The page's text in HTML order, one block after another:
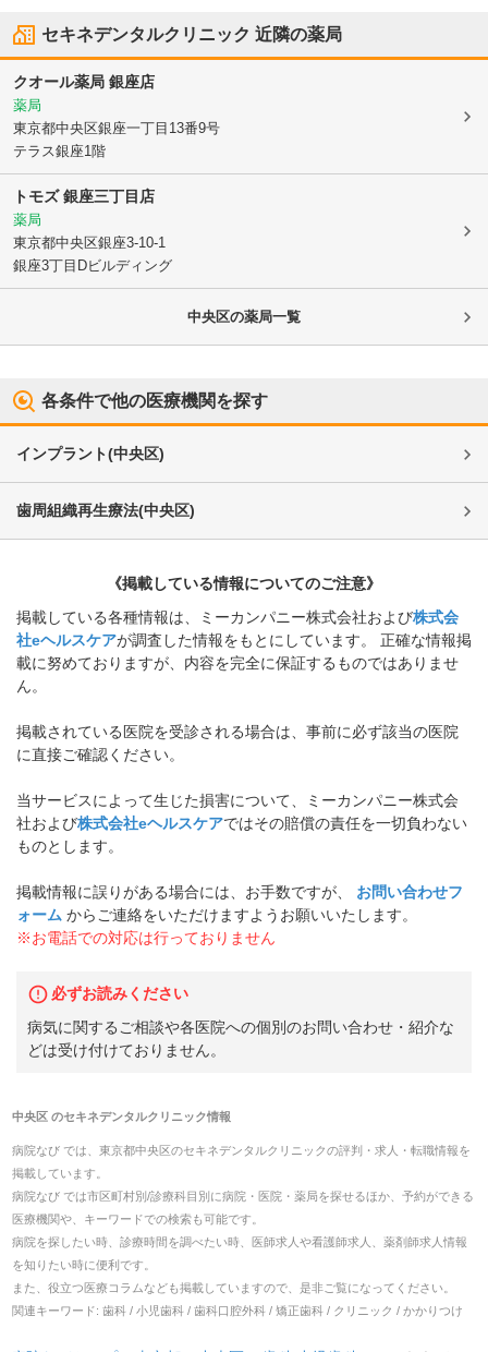
セキネデンタルクリニック 近隣の薬局
クオール薬局 銀座店
薬局
東京都中央区銀座一丁目13番9号
テラス銀座1階
トモズ 銀座三丁目店
薬局
東京都中央区銀座3-10-1
銀座3丁目Dビルディング
中央区の薬局一覧
各条件で他の医療機関を探す
インプラント(中央区)
歯周組織再生療法(中央区)
《掲載している情報についてのご注意》
掲載している各種情報は、ミーカンパニー株式会社および株式会
社eヘルスケアが調査した情報をもとにしています。 正確な情報掲
載に努めておりますが、内容を完全に保証するものではありませ
ん。
掲載されている医院を受診される場合は、事前に必ず該当の医院
に直接ご確認ください。
当サービスによって生じた損害について、ミーカンパニー株式会
社および株式会社eヘルスケアではその賠償の責任を一切負わない
ものとします。
掲載情報に誤りがある場合には、お手数ですが、
お問い合わせフ
ォーム からご連絡をいただけますようお願いいたします。
※お電話での対応は行っておりません
必ずお読みください
病気に関するご相談や各医院への個別のお問い合わせ・紹介な
どは受け付けておりません。
中央区のセキネデンタルクリニック情報
病院なび では、 東京都中央区のセキネデンタルクリニックの評判・求人・転職情報を
掲載しています。
病院なび では市区町村別/診療科目別に病院・医院・薬局を探せるほか、予約ができる
医療機関や、キーワードでの検索も可能です。
病院を探したい時、診療時間を調べたい時、医師求人や看護師求人、薬剤師求人情報
を知りたい時に便利です。
また、役立つ医療コラムなども掲載していますので、是非ご覧になってください。
関連キーワード: 歯科 / 小児歯科 / 歯科口腔外科 / 矯正歯科 / クリニック / かかりつけ